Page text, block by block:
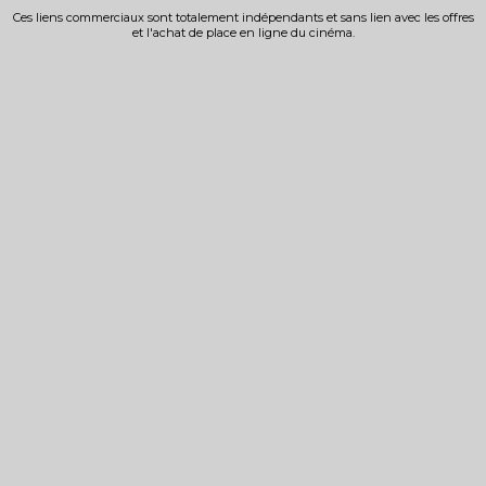
Ces liens commerciaux sont totalement indépendants et sans lien avec les offres
et l'achat de place en ligne du cinéma.